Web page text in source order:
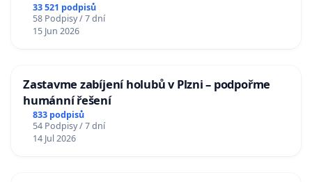
33 521 podpisů
58 Podpisy / 7 dní
15 Jun 2026
Zastavme zabíjení holubů v Plzni – podpořme
humánní řešení
833 podpisů
54 Podpisy / 7 dní
14 Jul 2026